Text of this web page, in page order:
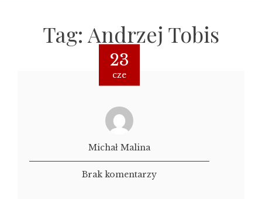
Tag: Andrzej Tobis
23
cze
Michał Malina
Brak komentarzy